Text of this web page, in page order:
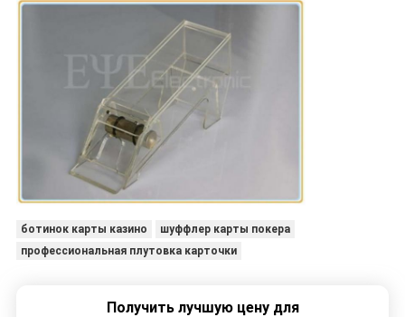
ботинок карты казино
шуффлер карты покера
профессиональная плутовка карточки
Получить лучшую цену для